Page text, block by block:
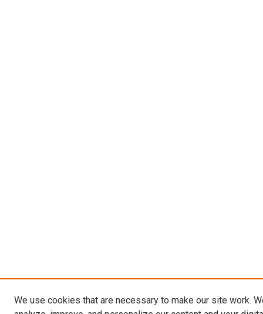
We use cookies that are necessary to make our site work.